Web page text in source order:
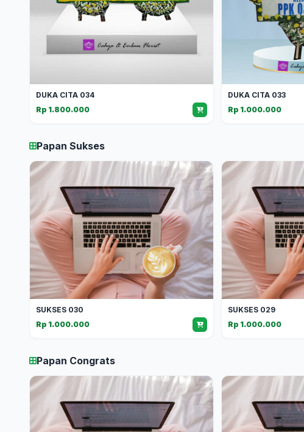
DUKA CITA 034
Rp 1.800.000
DUKA CITA 033
Rp 1.000.000
Papan Sukses
SUKSES 030
Rp 1.000.000
SUKSES 029
Rp 1.000.000
Papan Congrats